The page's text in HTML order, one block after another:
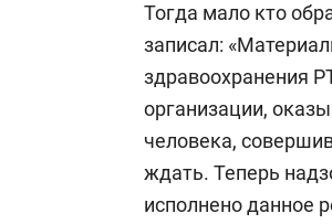
Тогда мало кто
записал:
здравоохранения
организации,
человека,
ждать. Теперь
исполнено данное